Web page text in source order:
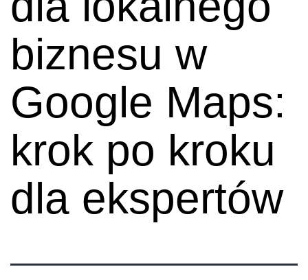
biznesu w
Google Maps:
krok po kroku
dla ekspertów